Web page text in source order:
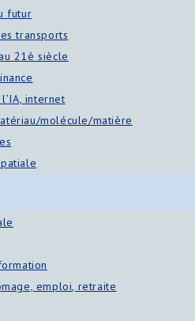
futur
transports
21è siècle
l’IA, internet
molécule/matière
emploi, retraite